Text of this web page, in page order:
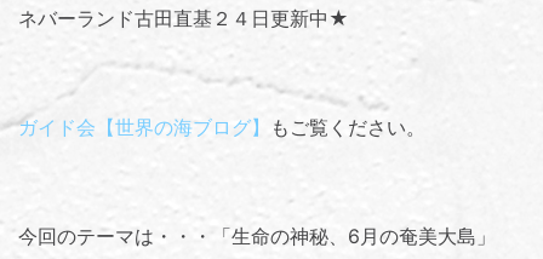
ネバーランド古田直基２４日更新中★
ガイド会【世界の海ブログ】 もご覧ください。
今回のテーマは・・・「生命の神秘、6月の奄美大島 」